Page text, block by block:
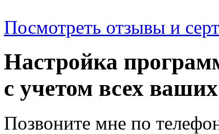
Посмотреть отзывы и
Настройка
с учетом всех
Позвоните мне по